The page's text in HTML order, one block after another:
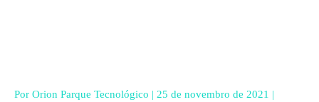
Por Orion Parque Tecnológico | 25 de novembro de 2021 |